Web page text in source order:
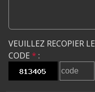
VEUILLEZ RECOPIER LE
CODE * :